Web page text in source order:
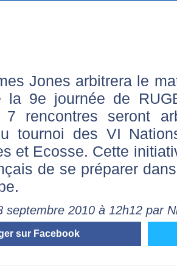
Jones arbitrera le
la 9e journée de
7 rencontres seront
tournoi des VI
et Ecosse. Cette
de se préparer
septembre 2010 à 12h12 par
sur Facebook